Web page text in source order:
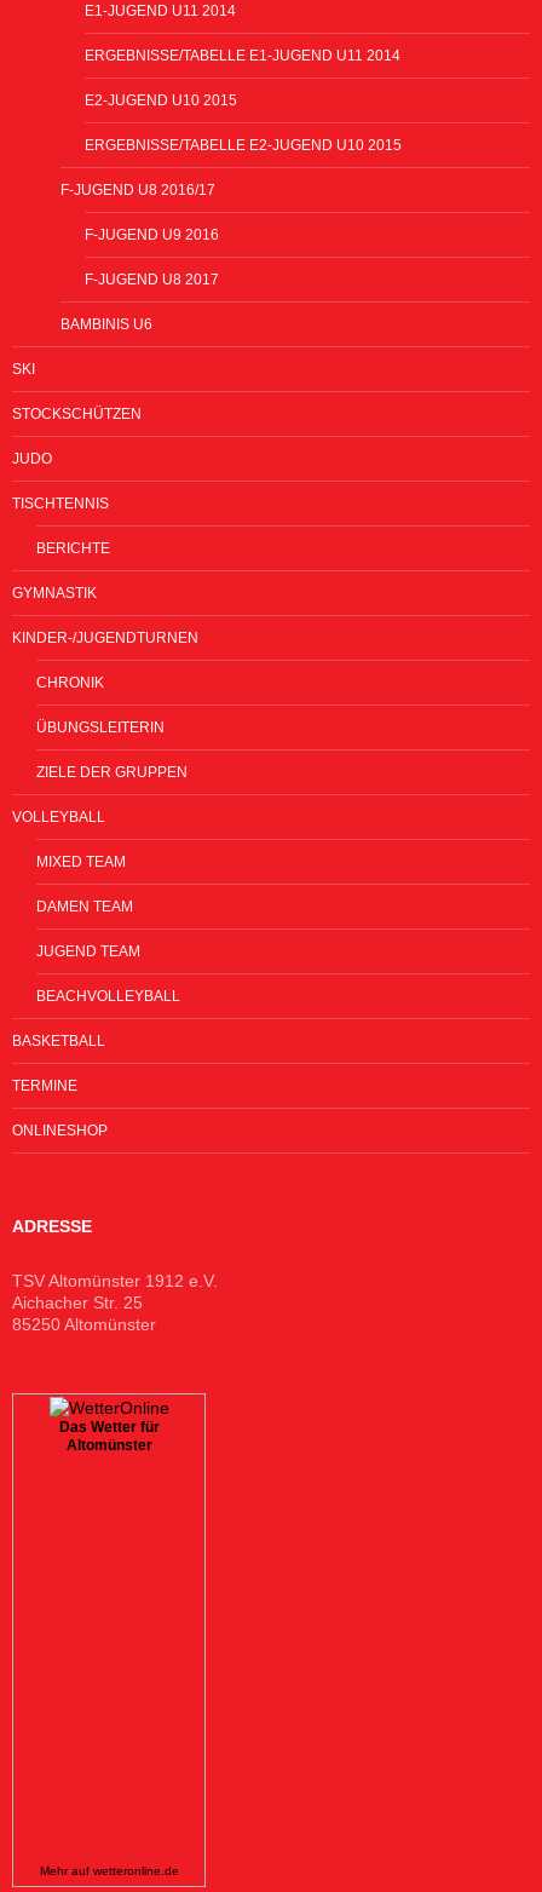
E1-JUGEND U11 2014
ERGEBNISSE/TABELLE E1-JUGEND U11 2014
E2-JUGEND U10 2015
ERGEBNISSE/TABELLE E2-JUGEND U10 2015
F-JUGEND U8 2016/17
F-JUGEND U9 2016
F-JUGEND U8 2017
BAMBINIS U6
SKI
STOCKSCHÜTZEN
JUDO
TISCHTENNIS
BERICHTE
GYMNASTIK
KINDER-/JUGENDTURNEN
CHRONIK
ÜBUNGSLEITERIN
ZIELE DER GRUPPEN
VOLLEYBALL
MIXED TEAM
DAMEN TEAM
JUGEND TEAM
BEACHVOLLEYBALL
BASKETBALL
TERMINE
ONLINESHOP
ADRESSE
TSV Altomünster 1912 e.V.
Aichacher Str. 25
85250 Altomünster
Das Wetter für
Altomünster
Mehr auf wetteronline.de